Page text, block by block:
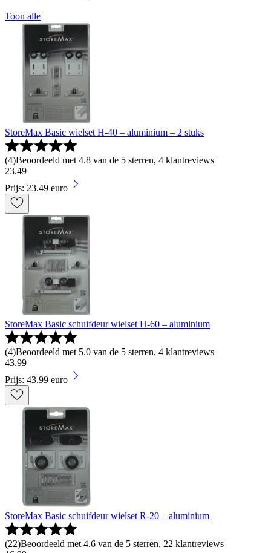
Toon alle
StoreMax Basic wielset H-40 – aluminium – 2 stuks
(4)Beoordeeld met 4.8 van de 5 sterren, 4 klantreviews
23.49
Prijs: 23.49 euro
StoreMax Basic schuifdeur wielset H-60 – aluminium
(4)Beoordeeld met 5.0 van de 5 sterren, 4 klantreviews
43.99
Prijs: 43.99 euro
StoreMax Basic schuifdeur wielset R-20 – aluminium
(22)Beoordeeld met 4.6 van de 5 sterren, 22 klantreviews